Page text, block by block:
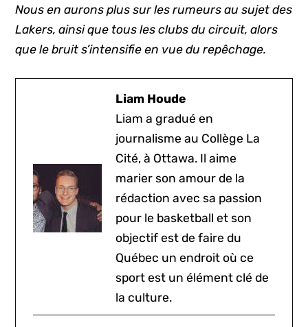
Nous en aurons plus sur les rumeurs au sujet des
Lakers, ainsi que tous les clubs du circuit, alors
que le bruit s’intensifie en vue du repêchage.
Liam Houde
Liam a gradué en
journalisme au Collège La
Cité, à Ottawa. Il aime
marier son amour de la
rédaction avec sa passion
pour le basketball et son
objectif est de faire du
Québec un endroit où ce
sport est un élément clé de
la culture.